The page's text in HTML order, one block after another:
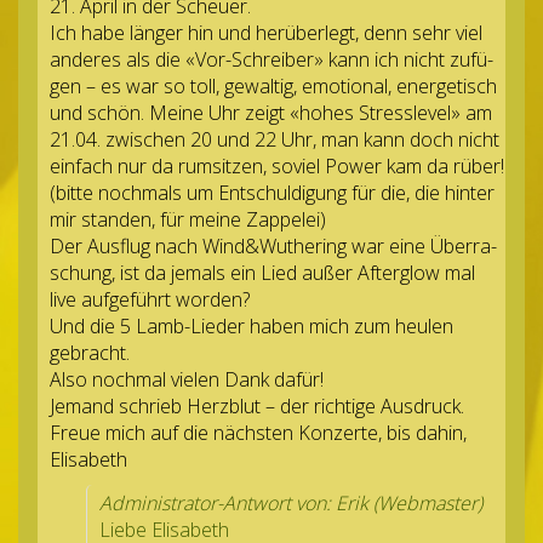
21. April in der Scheuer.
Ich habe län­ger hin und her­über­legt, denn sehr viel
ande­res als die «Vor-Schrei­ber» kann ich nicht zufü­
gen – es war so toll, gewal­tig, emo­tio­nal, ener­ge­tisch
und schön. Meine Uhr zeigt «hohes Stress­le­vel» am
21.04. zwi­schen 20 und 22 Uhr, man kann doch nicht
ein­fach nur da rum­sit­zen, soviel Power kam da rüber!
(bitte noch­mals um Ent­schul­di­gung für die, die hin­ter
mir stan­den, für meine Zappelei)
Der Aus­flug nach Wind&Wuthering war eine Über­ra­
schung, ist da jemals ein Lied außer After­glow mal
live auf­ge­führt worden?
Und die 5 Lamb-Lie­der haben mich zum heu­len
gebracht.
Also noch­mal vie­len Dank dafür!
Jemand schrieb Herz­blut – der rich­tige Ausdruck.
Freue mich auf die nächs­ten Kon­zerte, bis dahin,
Elisabeth
Admi­nis­tra­tor-Ant­wort von: Erik (Web­mas­ter)
Liebe Elisabeth